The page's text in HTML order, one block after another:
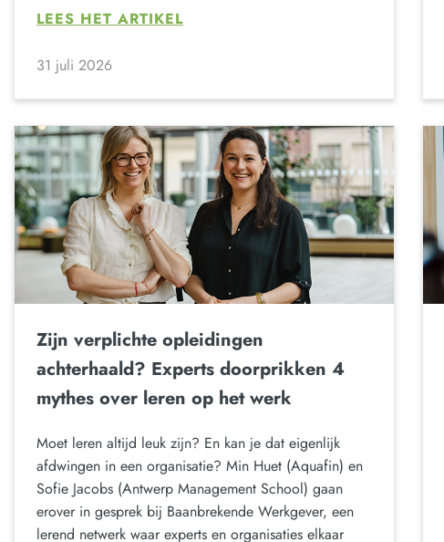
LEES HET ARTIKEL
31 juli 2026
Zijn verplichte opleidingen
achterhaald? Experts doorprikken 4
mythes over leren op het werk
Moet leren altijd leuk zijn? En kan je dat eigenlijk
afdwingen in een organisatie? Min Huet (Aquafin) en
Sofie Jacobs (Antwerp Management School) gaan
erover in gesprek bij Baanbrekende Werkgever, een
lerend netwerk waar experts en organisaties elkaar